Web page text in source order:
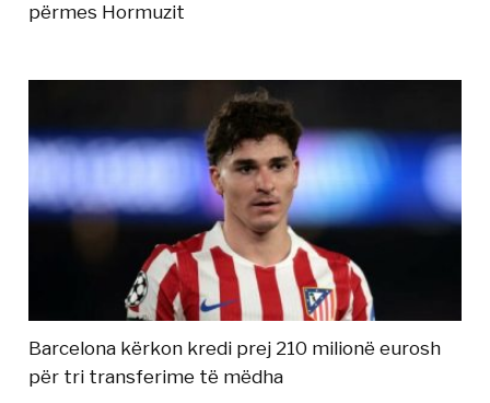
përmes Hormuzit
Barcelona kërkon kredi prej 210 milionë eurosh
për tri transferime të mëdha